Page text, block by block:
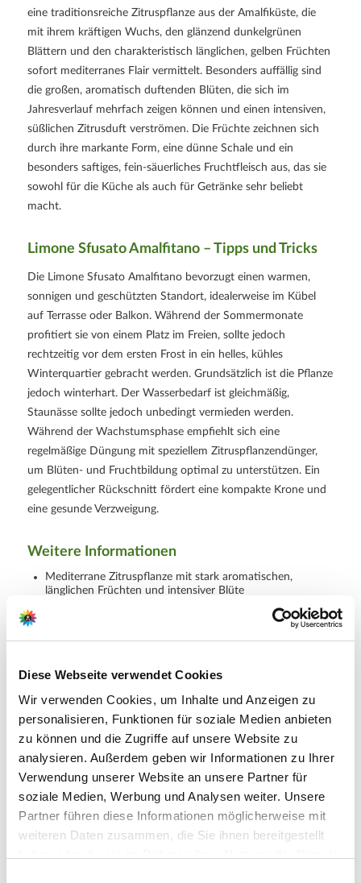
Diese Webseite verwendet Cookies
Wir verwenden Cookies, um Inhalte und Anzeigen zu
personalisieren, Funktionen für soziale Medien anbieten
zu können und die Zugriffe auf unsere Website zu
analysieren. Außerdem geben wir Informationen zu Ihrer
Verwendung unserer Website an unsere Partner für
soziale Medien, Werbung und Analysen weiter. Unsere
Partner führen diese Informationen möglicherweise mit
weiteren Daten zusammen, die Sie ihnen bereitgestellt
eine traditionsreiche Zitruspflanze aus der Amalfiküste, die
mit ihrem kräftigen Wuchs, den glänzend dunkelgrünen
Blättern und den charakteristisch länglichen, gelben Früchten
sofort mediterranes Flair vermittelt. Besonders auffällig sind
die großen, aromatisch duftenden Blüten, die sich im
Jahresverlauf mehrfach zeigen können und einen intensiven,
süßlichen Zitrusduft verströmen. Die Früchte zeichnen sich
durch ihre markante Form, eine dünne Schale und ein
besonders saftiges, fein-säuerliches Fruchtfleisch aus, das sie
sowohl für die Küche als auch für Getränke sehr beliebt
macht.
Limone Sfusato Amalfitano – Tipps und Tricks
Die Limone Sfusato Amalfitano bevorzugt einen warmen,
sonnigen und geschützten Standort, idealerweise im Kübel
auf Terrasse oder Balkon. Während der Sommermonate
profitiert sie von einem Platz im Freien, sollte jedoch
rechtzeitig vor dem ersten Frost in ein helles, kühles
Winterquartier gebracht werden. Grundsätzlich ist die Pflanze
jedoch winterhart. Der Wasserbedarf ist gleichmäßig,
Staunässe sollte jedoch unbedingt vermieden werden.
Während der Wachstumsphase empfiehlt sich eine
regelmäßige Düngung mit speziellem Zitruspflanzendünger,
um Blüten- und Fruchtbildung optimal zu unterstützen. Ein
gelegentlicher Rückschnitt fördert eine kompakte Krone und
eine gesunde Verzweigung.
Weitere Informationen
Mediterrane Zitruspflanze mit stark aromatischen,
länglichen Früchten und intensiver Blüte
Hersteller/Importeur
Ahrens+Sieberz GmbH &
Co KG
Hauptstr. 440
53721 Siegburg